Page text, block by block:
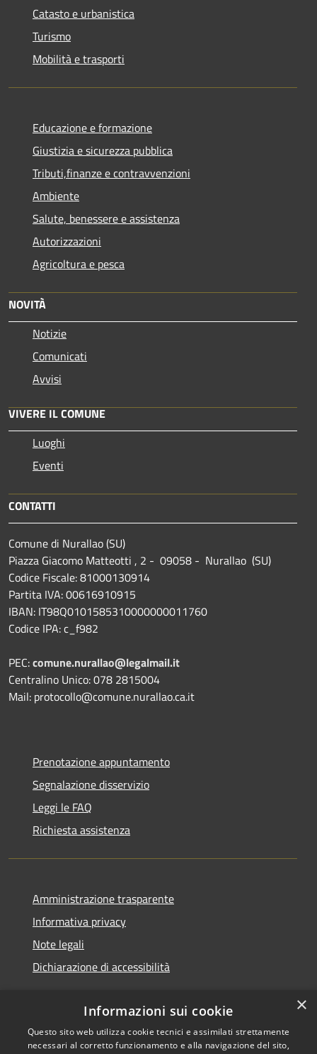
Catasto e urbanistica
Turismo
Mobilità e trasporti
Educazione e formazione
Giustizia e sicurezza pubblica
Tributi,finanze e contravvenzioni
Ambiente
Salute, benessere e assistenza
Autorizzazioni
Agricoltura e pesca
NOVITÀ
Notizie
Comunicati
Avvisi
VIVERE IL COMUNE
Luoghi
Eventi
CONTATTI
Comune di Nurallao (SU)
Piazza Giacomo Matteotti , 2 - 09058 - Nurallao (SU)
Codice Fiscale: 81000130914
Partita IVA: 00616910915
IBAN: IT98Q0101585310000000011760
Codice IPA: c_f982
PEC:comune.nurallao@legalmail.it
Centralino Unico: 078 2815004
Mail: protocollo@comune.nurallao.ca.it
Prenotazione appuntamento
Segnalazione disservizio
Leggi le FAQ
Richiesta assistenza
Amministrazione trasparente
Informativa privacy
Note legali
Dichiarazione di accessibilità
RSS
Copyright © 2026 • Comune di
×
Informazioni sui cookie
Questo sito web utilizza cookie tecnici e assimilati strettamente
necessari al corretto funzionamento e alla navigazione del sito,